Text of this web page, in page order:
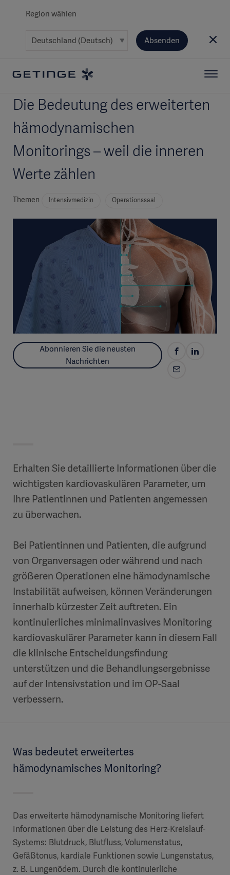
Region wählen
Absenden
Die Bedeutung des erweiterten
hämodynamischen
Monitorings – weil die inneren
Werte zählen
Themen Intensivmedizin Operationssaal
Abonnieren Sie die neusten
Nachrichten
Erhalten Sie detaillierte Informationen über die
wichtigsten kardiovaskulären Parameter, um
Ihre Patientinnen und Patienten angemessen
zu überwachen.
Bei Patientinnen und Patienten, die aufgrund
von Organversagen oder während und nach
größeren Operationen eine hämodynamische
Instabilität aufweisen, können Veränderungen
innerhalb kürzester Zeit auftreten. Ein
kontinuierliches minimalinvasives Monitoring
kardiovaskulärer Parameter kann in diesem Fall
die klinische Entscheidungsfindung
unterstützen und die Behandlungsergebnisse
auf der Intensivstation und im OP-Saal
verbessern.
Was bedeutet erweitertes
hämodynamisches Monitoring?
Das erweiterte hämodynamische Monitoring liefert
Informationen über die Leistung des Herz-Kreislauf-
Systems: Blutdruck, Blutfluss, Volumenstatus,
Gefäßtonus, kardiale Funktionen sowie Lungenstatus,
z. B. Lungenödem. Durch die kontinuierliche